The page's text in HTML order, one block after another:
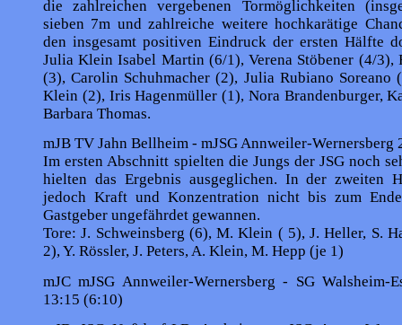
die zahlreichen vergebenen Tormöglichkeiten
sieben 7m und zahlreiche weitere hochkarätige
den insgesamt positiven Eindruck der ersten Hälfte
Julia Klein Isabel Martin (6/1), Verena Stöbener (4/3),
(3), Carolin Schuhmacher (2), Julia Rubiano Soreano
Klein (2), Iris Hagenmüller (1), Nora Brandenburger,
Barbara Thomas.
mJB TV Jahn Bellheim - mJSG Annweiler-Wernersberg
Im ersten Abschnitt spielten die Jungs der JSG noch
hielten das Ergebnis ausgeglichen. In der zweiten
jedoch Kraft und Konzentration nicht bis zum
Gastgeber ungefährdet gewannen.
Tore: J. Schweinsberg (6), M. Klein ( 5), J. Heller, S.
2), Y. Rössler, J. Peters, A. Klein, M. Hepp (je 1)
mJC mJSG Annweiler-Wernersberg - SG Walsheim-
13:15 (6:10)